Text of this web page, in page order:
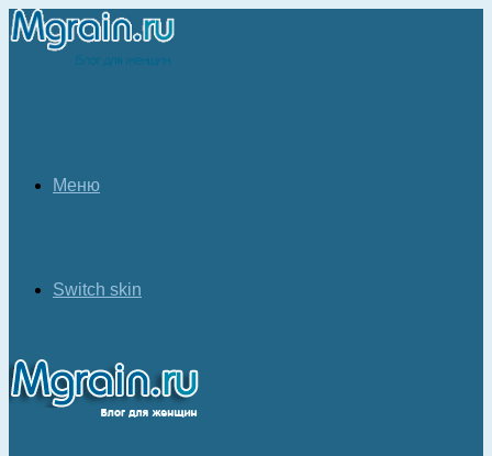
Меню
Switch skin